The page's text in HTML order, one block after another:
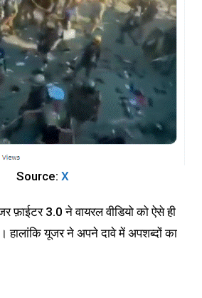
Source: X
फ़ाईटर 3.0 ने वायरल वीडियो को ऐसे ही
हालांकि यूजर ने अपने दावे में अपशब्दों का